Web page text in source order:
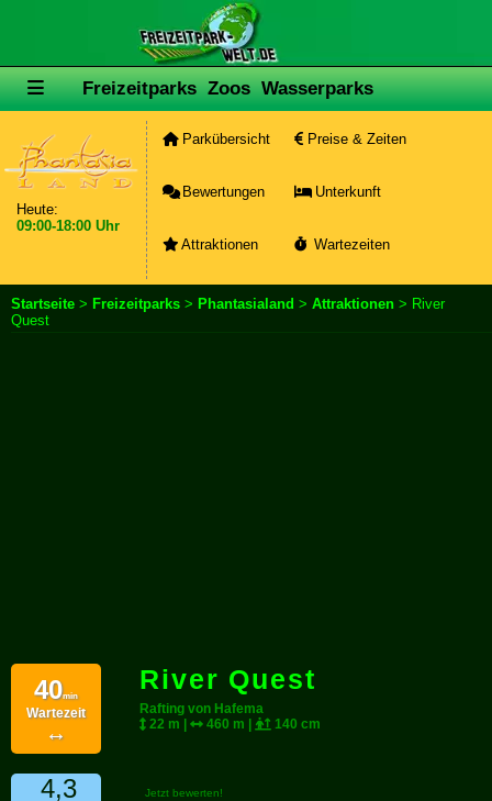
Freizeitparks Zoos Wasserparks
Heute:
09:00-18:00 Uhr
Parkübersicht Preise & Zeiten
Bewertungen Unterkunft
Attraktionen Wartezeiten
Startseite > Freizeitparks > Phantasialand > Attraktionen > River
Quest
40min
Wartezeit
↔
River Quest
Rafting von Hafema
22 m |
460 m | 140 cm
4,3 Jetzt bewerten!